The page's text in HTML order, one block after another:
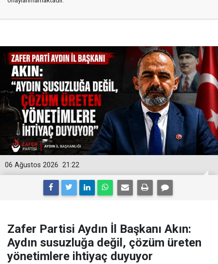
21:22
06 Ağustos 2026
Zafer Partisi Aydın İl Başkanı Akın:
Aydın susuzluğa değil, çözüm üreten
yönetimlere ihtiyaç duyuyor